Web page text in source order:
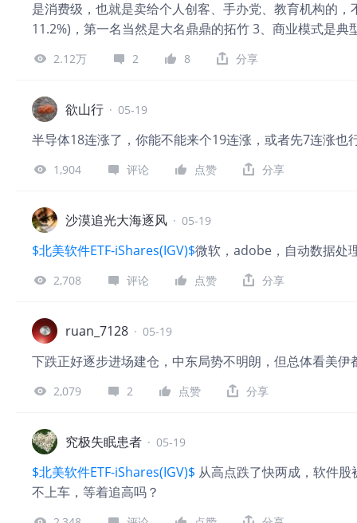
发与估值模型的本质来看，这种 unit economics（单元
Anthropic、Google）推入了双输的零和博弈。 为了在
机制变相拉高了实际客单
是消费级，也就是卖给个人创客、手办党、教育机构的
11.2%)，第一名当然是大名鼎鼎的拓竹 3、商业模式是
材)和生态服务(创想云平台)的钱。 4、核心壁垒有两个
业最低，同样配置的机器，海外品牌卖3000元，创想三
加用户粘性。 6、财报一般，2023至2025年，营收分别
原因很简单，抢海外市场，营销费用(买流量、请KOL)
打工了。 搞海外直营，大量货压在海外仓库，库存从
市场投资人阵容很硬，他们想控这个盘面问题不大。 总
和赚钱能力都一般。 2、估值发的比较贵，因为有一级
构，创
2.12万 2 8 分享
欲山行 · 05-19
半导体18连涨了，你能不能来个19连涨，或者先7连涨也
1,904 评论 点赞 分享
沙漠追光大海逐风 · 05-19
$北美软件ETF-iShares(IGV)$微软，adobe，自动数据处
2,708 评论 点赞 分享
ruan_7128 · 05-19
下跌正好逐步进场建仓，中东局势不明朗，但总体看美
2,079 2 点赞 分享
究极失眠患者 · 05-19
$北美软件ETF-iShares(IGV)$ 从高点跌了快两成，软件
不上车，等着追高吗？